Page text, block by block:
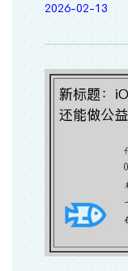
2026-02-13